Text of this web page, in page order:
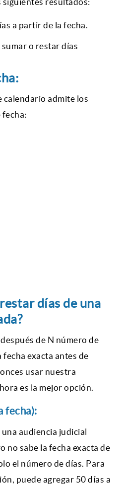
a partir de la fecha.
sumar o restar días
calendario admite los
días de una
de N número de
fecha exacta antes de
usar nuestra
es la mejor opción.
fecha):
audiencia judicial
no sabe la fecha exacta de
el número de días. Para
puede agregar 50 días a